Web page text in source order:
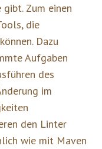
Zum einen
die
Dazu
Aufgaben
des
im
den Linter
wie mit Maven